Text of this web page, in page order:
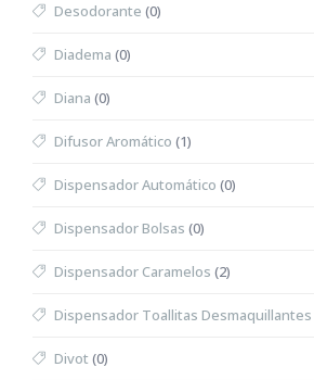
Desodorante (0)
Diadema (0)
Diana (0)
Difusor Aromático (1)
Dispensador Automático (0)
Dispensador Bolsas (0)
Dispensador Caramelos (2)
Dispensador Toallitas Desmaquillantes
Divot (0)